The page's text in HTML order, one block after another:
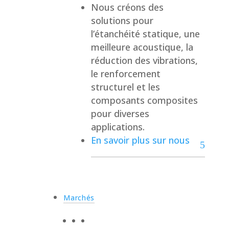
Nous créons des
solutions pour
l’étanchéité statique, une
meilleure acoustique, la
réduction des vibrations,
le renforcement
structurel et les
composants composites
pour diverses
applications.
En savoir plus sur nous
Marchés